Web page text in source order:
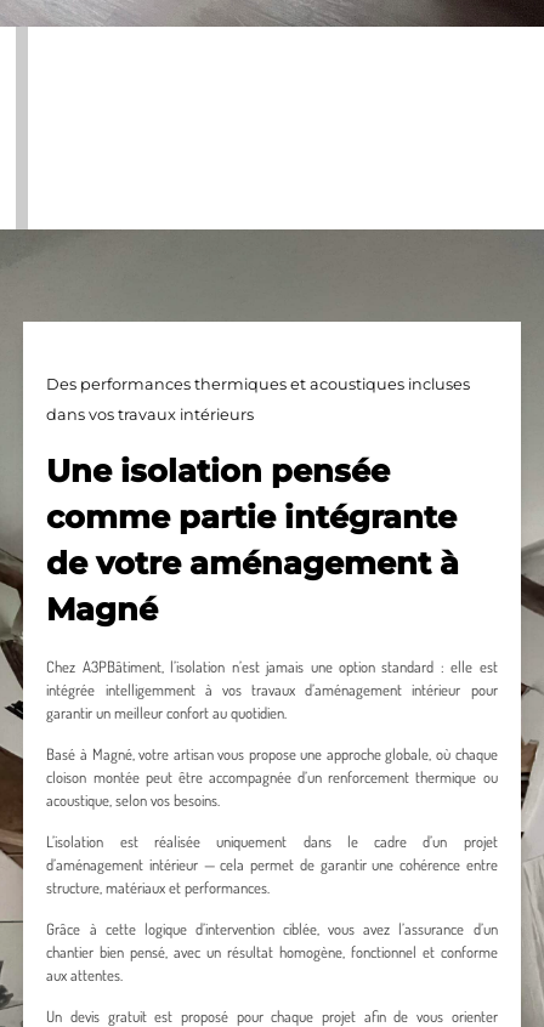
Des performances thermiques et acoustiques incluses
dans vos travaux intérieurs
Une isolation pensée
comme partie intégrante
de votre aménagement à
Magné
Chez A3PBâtiment, l’isolation n’est jamais une option standard : elle est
intégrée intelligemment à vos travaux d’aménagement intérieur pour
garantir un meilleur confort au quotidien.
Basé à Magné, votre artisan vous propose une approche globale, où chaque
cloison montée peut être accompagnée d’un renforcement thermique ou
acoustique, selon vos besoins.
L’isolation est réalisée uniquement dans le cadre d’un projet
d’aménagement intérieur — cela permet de garantir une cohérence entre
structure, matériaux et performances.
Grâce à cette logique d’intervention ciblée, vous avez l’assurance d’un
chantier bien pensé, avec un résultat homogène, fonctionnel et conforme
aux attentes.
Un devis gratuit est proposé pour chaque projet afin de vous orienter